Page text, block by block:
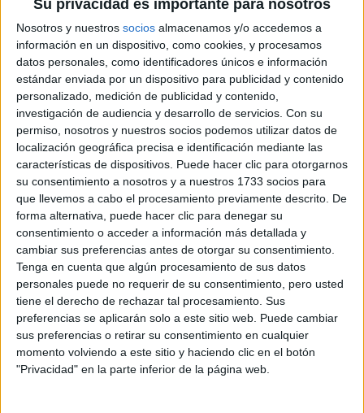
Su privacidad es importante para nosotros
Nosotros y nuestros socios almacenamos y/o accedemos a
información en un dispositivo, como cookies, y procesamos
datos personales, como identificadores únicos e información
estándar enviada por un dispositivo para publicidad y contenido
personalizado, medición de publicidad y contenido,
investigación de audiencia y desarrollo de servicios. Con su
permiso, nosotros y nuestros socios podemos utilizar datos de
localización geográfica precisa e identificación mediante las
características de dispositivos. Puede hacer clic para otorgarnos
su consentimiento a nosotros y a nuestros 1733 socios para
que llevemos a cabo el procesamiento previamente descrito. De
forma alternativa, puede hacer clic para denegar su
consentimiento o acceder a información más detallada y
cambiar sus preferencias antes de otorgar su consentimiento.
Tenga en cuenta que algún procesamiento de sus datos
personales puede no requerir de su consentimiento, pero usted
tiene el derecho de rechazar tal procesamiento. Sus
preferencias se aplicarán solo a este sitio web. Puede cambiar
sus preferencias o retirar su consentimiento en cualquier
momento volviendo a este sitio y haciendo clic en el botón
"Privacidad" en la parte inferior de la página web.
Doble Grado en Periodismo + Comunicación Audiovisual
Universitat de València
Doble Grado en Comunicación Audiovisual + Periodismo
Universitat Autònoma de Barcelona
Grado en Comunicación Audiovisual
Universidad del País Vasco
Grado en Comunicación Audiovisual
Universitat de València
Grado en Comunicación Audiovisual
Universidad Carlos III de Madrid
Grado en Comunicación Audiovisual
Universitat de Barcelona
Doble Grado en Comunicación Audiovisual + Gestión de
Universidade de Santiago de Compostela
Grado en Comunicación Audiovisual
Universidad de Extremadura
PCEO en Periodismo + Comunicación Audiovisual
Universidad de Granada
Grado en Comunicación Audiovisual